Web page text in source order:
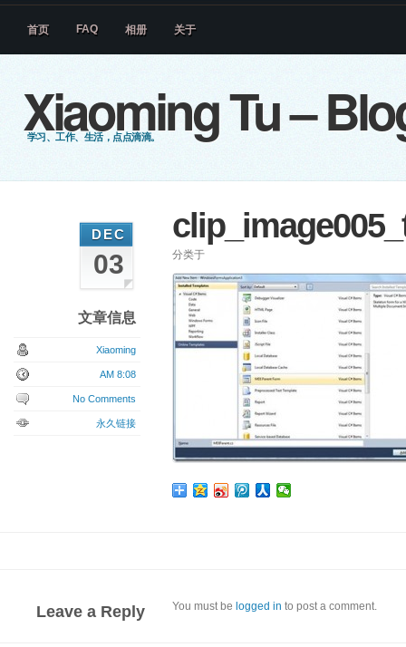
Xiaoming Tu –
学习、工作、生活，点点滴滴。
首页 FAQ 相册 关于
分类于
DEC
03
文章信息
Xiaoming
AM 8:08
No Comments
永久链接
Leave a Reply You must be logged in to post a comment.